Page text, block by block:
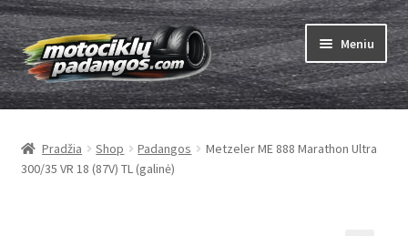
Pereiti
prie
meniu
Pereiti
prie
turinio
Meniu
Padangos
menu
Kameros
Pradžia Shop Padangos
Metzeler ME 888 Marathon Ultra
300/35 VR 18 (87V) TL (galinė)